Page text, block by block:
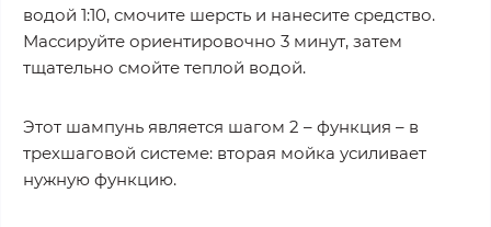
водой 1:10, смочите шерсть и нанесите средство.
Массируйте ориентировочно 3 минут, затем
тщательно смойте теплой водой.
Этот шампунь является шагом 2 – функция – в
трехшаговой системе: вторая мойка усиливает
нужную функцию.